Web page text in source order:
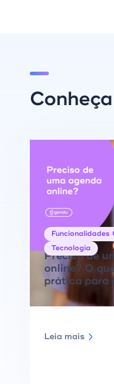
Funcionalidades
Tecnologia
Preciso de
online? O
prática para
Leia mais